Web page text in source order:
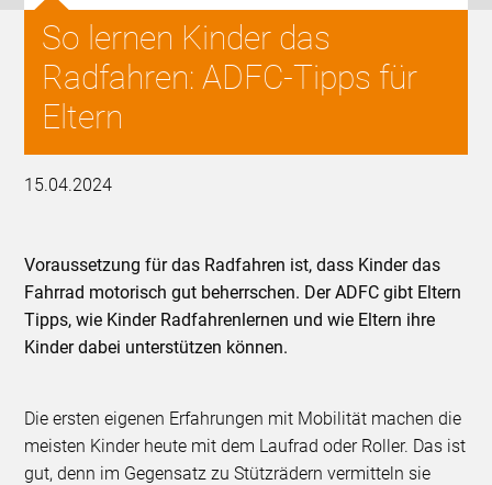
So lernen Kinder das
Radfahren: ADFC-Tipps für
Eltern
15.04.2024
Voraussetzung für das Radfahren ist, dass Kinder das
Fahrrad motorisch gut beherrschen. Der ADFC gibt Eltern
Tipps, wie Kinder Radfahrenlernen und wie Eltern ihre
Kinder dabei unterstützen können.
Die ersten eigenen Erfahrungen mit Mobilität machen die
meisten Kinder heute mit dem Laufrad oder Roller. Das ist
gut, denn im Gegensatz zu Stützrädern vermitteln sie